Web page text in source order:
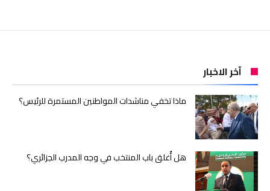
آخر الاخبار
ماذا تخفي مناشدات المواطنين المستمرة للرئيس؟
هل أُغلق باب المنتخب في وجه المدرب الجزائري؟